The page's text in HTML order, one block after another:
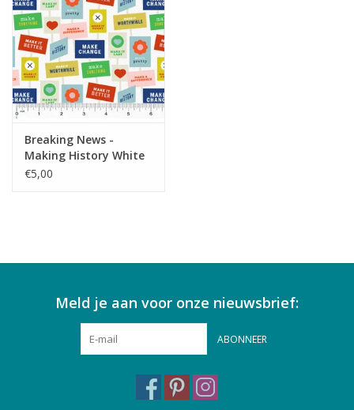
Breaking News -
Making History White
€5,00
Meld je aan voor onze nieuwsbrief:
ABONNEER